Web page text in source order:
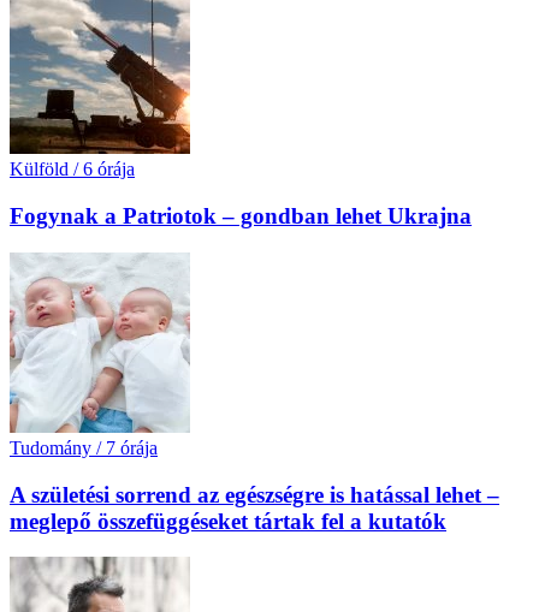
Külföld / 6 órája
Fogynak a Patriotok – gondban lehet Ukrajna
Tudomány / 7 órája
A születési sorrend az egészségre is hatással lehet –
meglepő összefüggéseket tártak fel a kutatók